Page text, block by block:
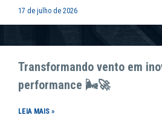
17 de julho de 2026
Transformando vento em
performance 🌬️🚀
LEIA MAIS »